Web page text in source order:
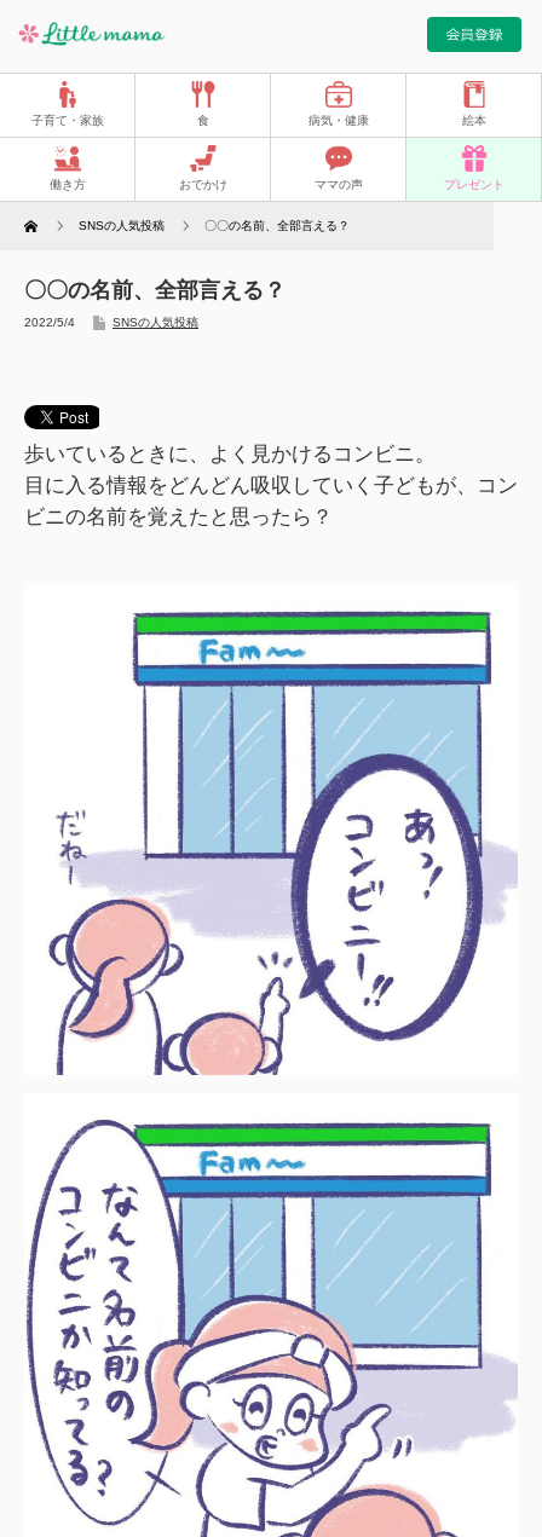
子育て・家族 食 病気・健康 絵本
働き方 おでかけ ママの声 プレゼント
Home SNSの人気投稿 〇〇の名前、全部言える？
〇〇の名前、全部言える？
2022/5/4 SNSの人気投稿
歩いているときに、よく見かけるコンビニ。
目に入る情報をどんどん吸収していく子どもが、コン
ビニの名前を覚えたと思ったら？